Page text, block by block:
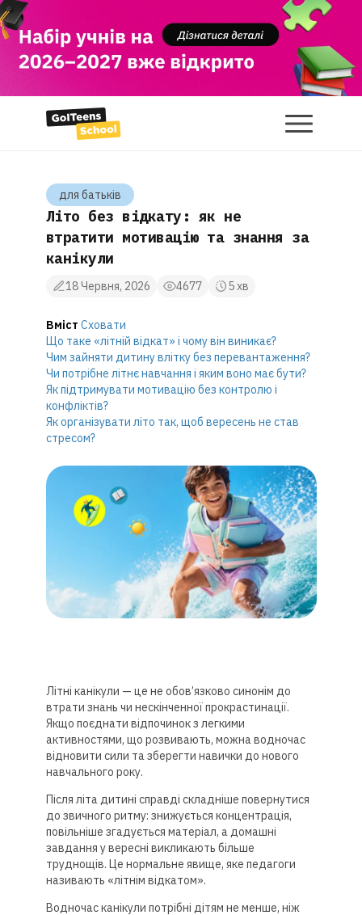
для батькiв
Літо без відкату: як не
втратити мотивацію та знання за
канікули
18 Червня, 2026 4677 5 хв
Вміст Сховати
Що таке «літній відкат» і чому він виникає?
Чим зайняти дитину влітку без перевантаження?
Чи потрібне літнє навчання і яким воно має бути?
Як підтримувати мотивацію без контролю і
конфліктів?
Як організувати літо так, щоб вересень не став
стресом?
Літні канікули — це не обов’язково синонім до
втрати знань чи нескінченної прокрастинації.
Якщо поєднати відпочинок з легкими
активностями, що розвивають, можна водночас
відновити сили та зберегти навички до нового
навчального року.
Після літа дитині справді складніше повернутися
до звичного ритму: знижується концентрація,
повільніше згадується матеріал, а домашні
завдання у вересні викликають більше
труднощів. Це нормальне явище, яке педагоги
називають «літнім відкатом».
Водночас канікули потрібні дітям не менше, ніж